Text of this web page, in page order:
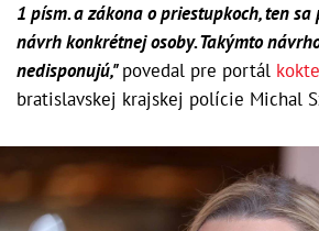
1 písm. a zákona o priestupkoch, ten
návrh konkrétnej osoby. Takýmto
nedisponujú,"povedal pre portál
bratislavskej krajskej polície Michal